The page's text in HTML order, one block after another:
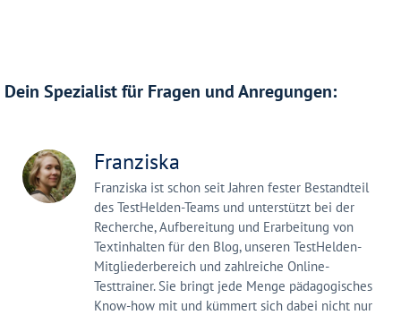
Dein Spezialist für Fragen und Anregungen:
Franziska
Franziska ist schon seit Jahren fester Bestandteil
des TestHelden-Teams und unterstützt bei der
Recherche, Aufbereitung und Erarbeitung von
Textinhalten für den Blog, unseren TestHelden-
Mitgliederbereich und zahlreiche Online-
Testtrainer. Sie bringt jede Menge pädagogisches
Know-how mit und kümmert sich dabei nicht nur